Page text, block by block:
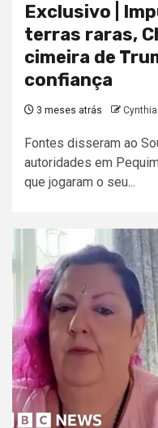
Exclusivo |
terras raras,
cimeira de
confiança
3 meses atrás
Fontes disseram ao
autoridades em
que jogaram o seu...